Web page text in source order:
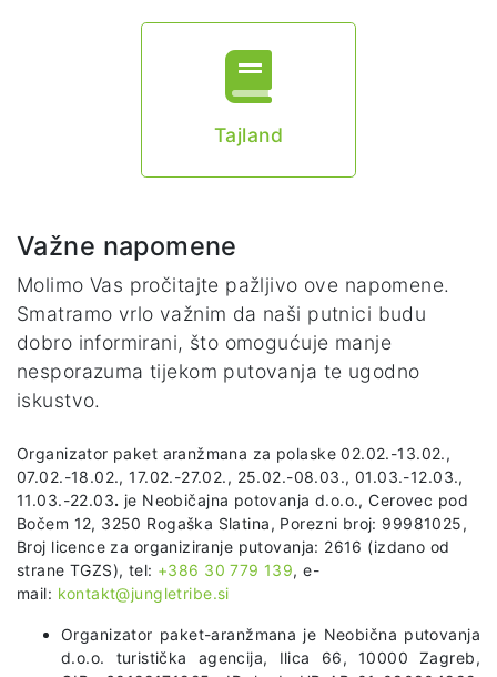
Tajland
Važne napomene
Molimo Vas pročitajte pažljivo ove napomene.
Smatramo vrlo važnim da naši putnici budu
dobro informirani, što omogućuje manje
nesporazuma tijekom putovanja te ugodno
iskustvo.
Organizator paket aranžmana za polaske 02.02.-13.02.,
07.02.-18.02., 17.02.-27.02., 25.02.-08.03., 01.03.-12.03.,
11.03.-22.03. je Neobičajna potovanja d.o.o., Cerovec pod
Bočem 12, 3250 Rogaška Slatina, Porezni broj: 99981025,
Broj licence za organiziranje putovanja: 2616 (izdano od
strane TGZS), tel: +386 30 779 139, e-
mail: kontakt@jungletribe.si
Organizator paket-aranžmana je Neobična putovanja
d.o.o. turistička agencija, Ilica 66, 10000 Zagreb,